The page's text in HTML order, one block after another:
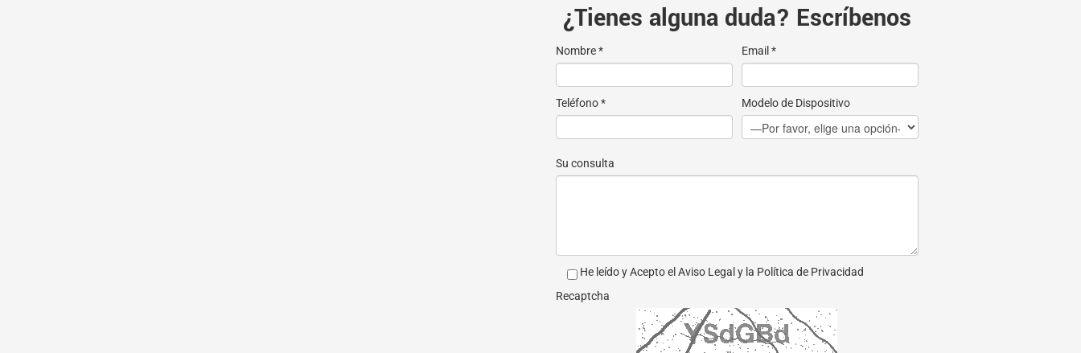
¿Tienes alguna duda? Escríbenos
Nombre *
Teléfono *
Email *
Modelo de Dispositivo
Su consulta
He leído y Acepto el Aviso Legal y la Política de Privacidad
Recaptcha